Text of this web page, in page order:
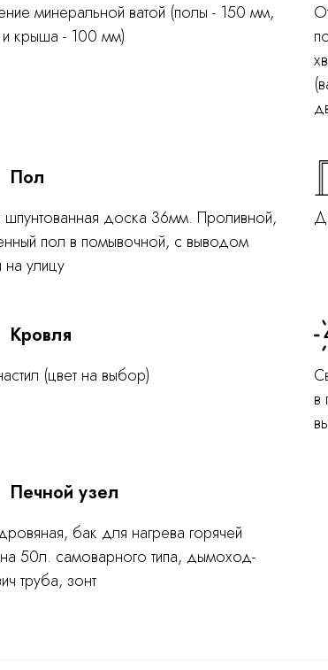
минеральной ватой (полы - 150 мм,
и крыша - 100 мм)
Пол
шпунтованная доска 36мм. Проливной,
пол в помывочной, с выводом
на улицу
Кровля
(цвет на выбор)
в
Печной узел
бак для нагрева горячей
50л. самоварного типа, дымоход-
труба, зонт